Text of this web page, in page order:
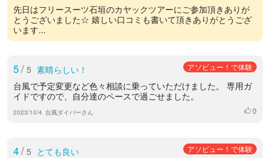
先日はフリースーツ石垣のカヤックツアーにご参加頂きありが
とうございました☆ 嬉しい口コミも書いて頂きありがとうござ
います...
5/ 5 素晴らしい！ アソビュー！で体験
台風で予定変更など色々相談に乗っていただけました。 専用ガ
イドですので、自分達のペースで過ごせました。
2023/10/4 台風ダイバーさん いいね
0
4/ 5 とても良い アソビュー！で体験